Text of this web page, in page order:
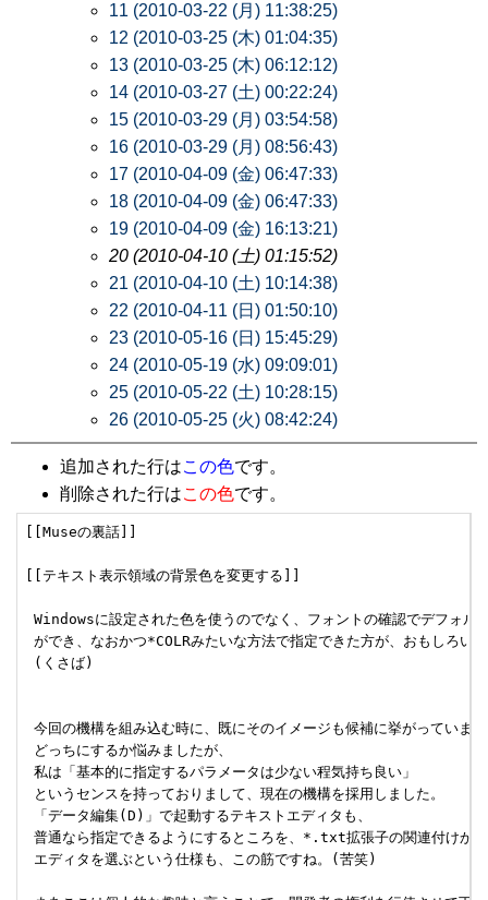
11 (2010-03-22 (月) 11:38:25)
12 (2010-03-25 (木) 01:04:35)
13 (2010-03-25 (木) 06:12:12)
14 (2010-03-27 (土) 00:22:24)
15 (2010-03-29 (月) 03:54:58)
16 (2010-03-29 (月) 08:56:43)
17 (2010-04-09 (金) 06:47:33)
18 (2010-04-09 (金) 06:47:33)
19 (2010-04-09 (金) 16:13:21)
20 (2010-04-10 (土) 01:15:52)
21 (2010-04-10 (土) 10:14:38)
22 (2010-04-11 (日) 01:50:10)
23 (2010-05-16 (日) 15:45:29)
24 (2010-05-19 (水) 09:09:01)
25 (2010-05-22 (土) 10:28:15)
26 (2010-05-25 (火) 08:42:24)
追加された行はこの色です。
削除された行はこの色です。
[[Museの裏話]]
[[テキスト表示領域の背景色を変更する]]
Windowsに設定された色を使うのでなく、フォントの確認でデフォル
ができ、なおかつ*COLRみたいな方法で指定できた方が、おもしろい
(くさば)
今回の機構を組み込む時に、既にそのイメージも候補に挙がっていま
どっちにするか悩みましたが、
私は「基本的に指定するパラメータは少ない程気持ち良い」
というセンスを持っておりまして、現在の機構を採用しました。
「データ編集(D)」で起動するテキストエディタも、
普通なら指定できるようにするところを、*.txt拡張子の関連付けから
エディタを選ぶという仕様も、この筋ですね。(苦笑)